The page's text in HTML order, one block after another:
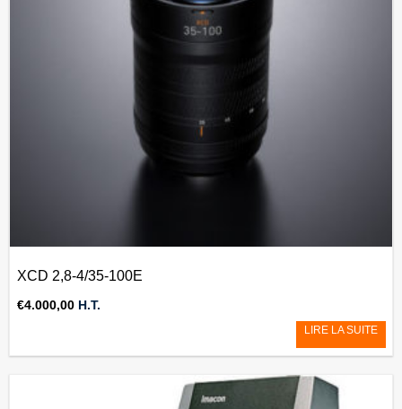
XCD 2,8-4/35-100E
€4.000,00 H.T.
LIRE LA SUITE